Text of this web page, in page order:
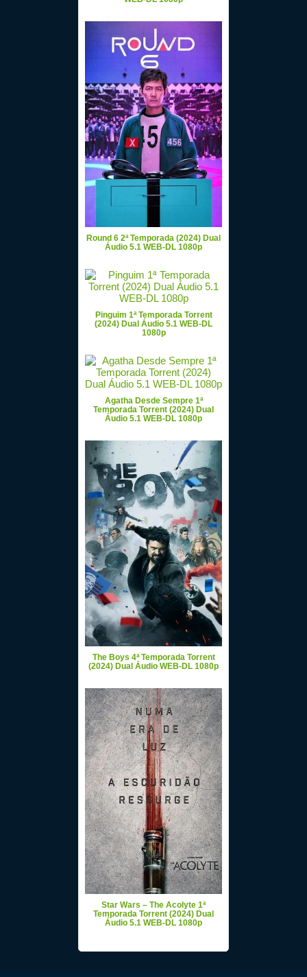
Round 6 2ª Temporada (2024) Dual
Áudio 5.1 WEB-DL 1080p
Pinguim 1ª Temporada Torrent
(2024) Dual Áudio 5.1 WEB-DL
1080p
Agatha Desde Sempre 1ª
Temporada Torrent (2024) Dual
Áudio 5.1 WEB-DL 1080p
The Boys 4ª Temporada Torrent
(2024) Dual Áudio WEB-DL 1080p
Star Wars – The Acolyte 1ª
Temporada Torrent (2024) Dual
Áudio 5.1 WEB-DL 1080p